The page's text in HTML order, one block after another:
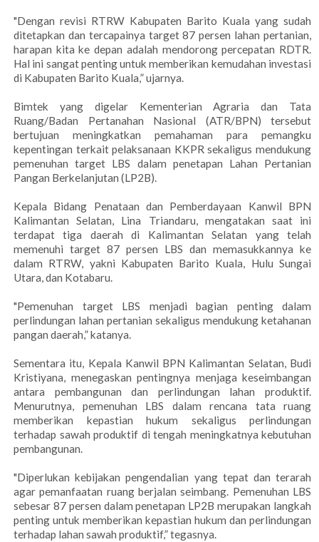
"Dengan revisi RTRW Kabupaten Barito Kuala yang sudah
ditetapkan dan tercapainya target 87 persen lahan pertanian,
harapan kita ke depan adalah mendorong percepatan RDTR.
Hal ini sangat penting untuk memberikan kemudahan investasi
di Kabupaten Barito Kuala,” ujarnya.
Bimtek yang digelar Kementerian Agraria dan Tata
Ruang/Badan Pertanahan Nasional (ATR/BPN) tersebut
bertujuan meningkatkan pemahaman para pemangku
kepentingan terkait pelaksanaan KKPR sekaligus mendukung
pemenuhan target LBS dalam penetapan Lahan Pertanian
Pangan Berkelanjutan (LP2B).
Kepala Bidang Penataan dan Pemberdayaan Kanwil BPN
Kalimantan Selatan, Lina Triandaru, mengatakan saat ini
terdapat tiga daerah di Kalimantan Selatan yang telah
memenuhi target 87 persen LBS dan memasukkannya ke
dalam RTRW, yakni Kabupaten Barito Kuala, Hulu Sungai
Utara, dan Kotabaru.
"Pemenuhan target LBS menjadi bagian penting dalam
perlindungan lahan pertanian sekaligus mendukung ketahanan
pangan daerah,” katanya.
Sementara itu, Kepala Kanwil BPN Kalimantan Selatan, Budi
Kristiyana, menegaskan pentingnya menjaga keseimbangan
antara pembangunan dan perlindungan lahan produktif.
Menurutnya, pemenuhan LBS dalam rencana tata ruang
memberikan kepastian hukum sekaligus perlindungan
terhadap sawah produktif di tengah meningkatnya kebutuhan
pembangunan.
"Diperlukan kebijakan pengendalian yang tepat dan terarah
agar pemanfaatan ruang berjalan seimbang. Pemenuhan LBS
sebesar 87 persen dalam penetapan LP2B merupakan langkah
penting untuk memberikan kepastian hukum dan perlindungan
terhadap lahan sawah produktif,” tegasnya.